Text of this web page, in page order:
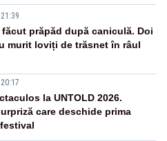
făcut prăpăd după caniculă. Doi
murit loviți de trăsnet în râul
la UNTOLD 2026.
care deschide prima